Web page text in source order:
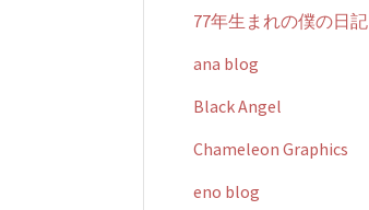
77年生まれの僕の日記
ana blog
Black Angel
Chameleon Graphics
eno blog